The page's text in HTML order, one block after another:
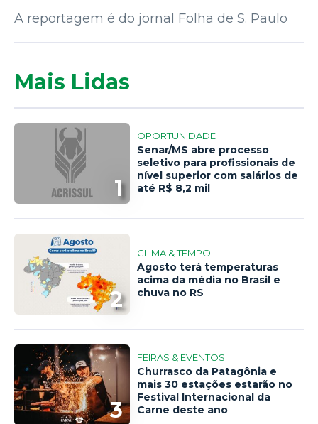
A reportagem é do jornal Folha de S. Paulo
Mais Lidas
1
OPORTUNIDADE
Senar/MS abre processo
seletivo para profissionais de
nível superior com salários de
até R$ 8,2 mil
2
CLIMA & TEMPO
Agosto terá temperaturas
acima da média no Brasil e
chuva no RS
3
FEIRAS & EVENTOS
Churrasco da Patagônia e
mais 30 estações estarão no
Festival Internacional da
Carne deste ano